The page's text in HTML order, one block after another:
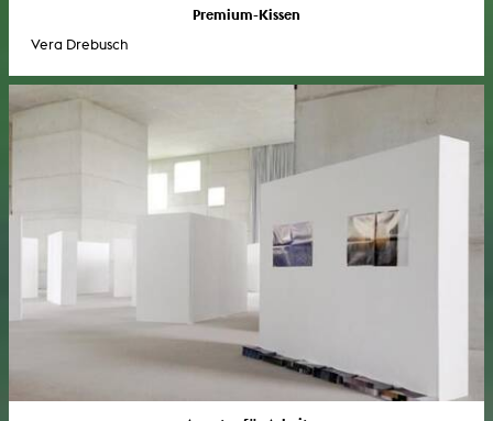
Premium-Kissen
Vera Drebusch